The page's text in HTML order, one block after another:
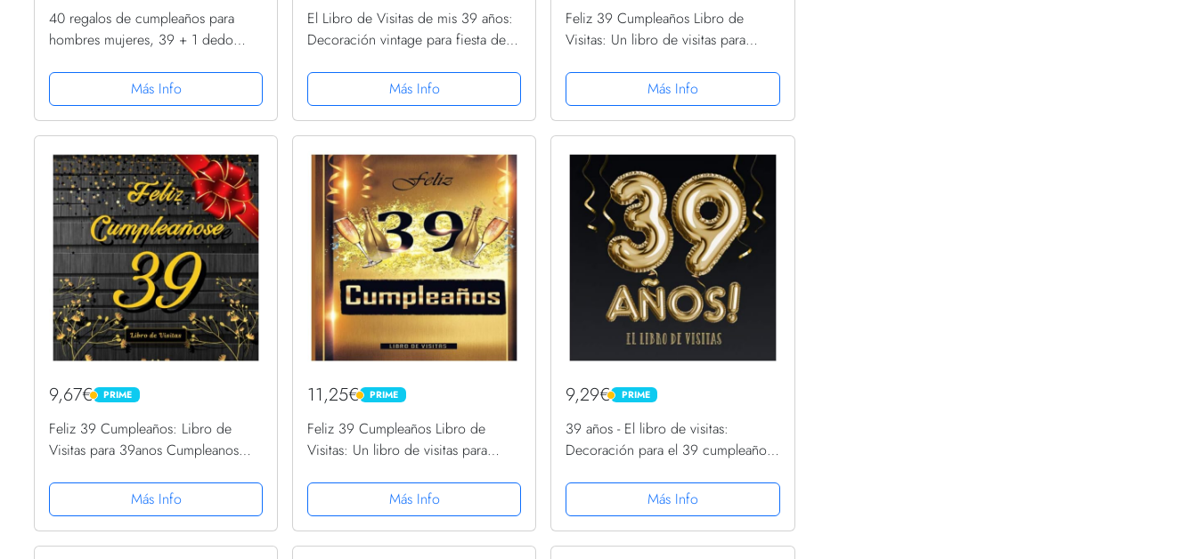
40 regalos de cumpleaños para
hombres mujeres, 39 + 1 dedo
cumpleaños divertidas, libro de
visitas original madera de
cumpleaños,...
Más Info
El Libro de Visitas de mis 39 años:
Decoración vintage para fiesta de
hombre y mujer - 39 años - Libro de
firmas para...
Más Info
Feliz 39 Cumpleaños Libro de
Visitas: Un libro de visitas para
Decoración y regalos originales
para hombres y mujeres - 39 ......
Más Info
9,67€ PRIME
PRIME
Feliz 39 Cumpleaños: Libro de
Visitas para 39anos Cumpleanos
oro y madera. Más Info
11,25€ PRIME
PRIME
Feliz 39 Cumpleaños Libro de
Visitas: Un libro de visitas para
Decoración y regalos originales
para hombres y mujeres - 39 ......
Más Info
9,29€ PRIME
PRIME
39 años - El libro de visitas:
Decoración para el 39 cumpleaños
39 años - Edición Globos Oro
Negro - Libro de firmas para...
Más Info